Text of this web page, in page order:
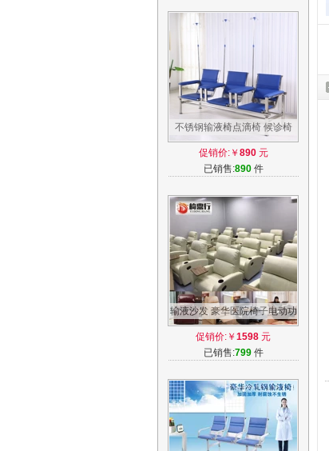
不锈钢输液椅点滴椅 候诊椅
厂家直销2人3人位医用不锈钢
诊所用椅
促销价:￥ 890元
已销售:890件
输液沙发 豪华医院椅子电动功
能座椅高档诊所疗室用单人静
点滴椅
促销价:￥ 1598 元
已销售:799件